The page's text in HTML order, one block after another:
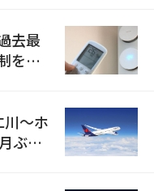
去最
を点
川〜ホ
ぶり